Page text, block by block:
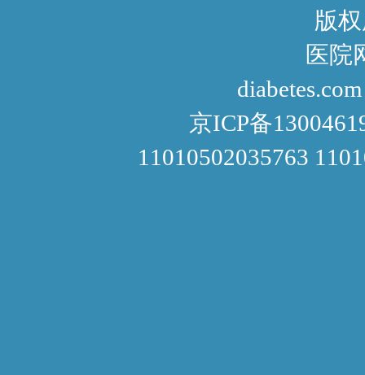
版
医院网址： http://
京ICP备
11010502035763